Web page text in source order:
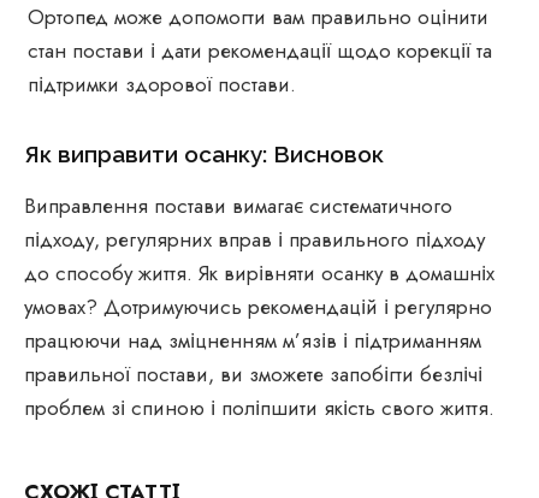
Ортопед може допомогти вам правильно оцінити
стан постави і дати рекомендації щодо корекції та
підтримки здорової постави.
Як виправити осанку: Висновок
Виправлення постави вимагає систематичного
підходу, регулярних вправ і правильного підходу
до способу життя. Як вирівняти осанку в домашніх
умовах? Дотримуючись рекомендацій і регулярно
працюючи над зміцненням м’язів і підтриманням
правильної постави, ви зможете запобігти безлічі
проблем зі спиною і поліпшити якість свого життя.
СХОЖІ СТАТТІ